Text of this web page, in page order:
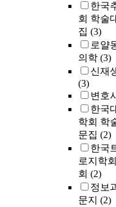
한국
회 학술
집 (3)
로얄
의학 (3)
신재
(3)
변호
한국
학회 학
문집 (2)
한국
로지학
회 (2)
정보
문지 (2)